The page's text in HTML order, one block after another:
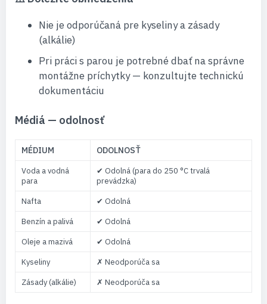
Nie je odporúčaná pre kyseliny a zásady
(alkálie)
Pri práci s parou je potrebné dbať na správne
montážne príchytky — konzultujte technickú
dokumentáciu
Médiá — odolnosť
MÉDIUM ODOLNOSŤ
Voda a vodná
para
✔ Odolná (para do 250 °C trvalá
prevádzka)
Nafta
✔ Odolná
Benzín a palivá
✔ Odolná
Oleje a mazivá
✔ Odolná
Kyseliny
✗ Neodporúča sa
Zásady (alkálie)
✗ Neodporúča sa